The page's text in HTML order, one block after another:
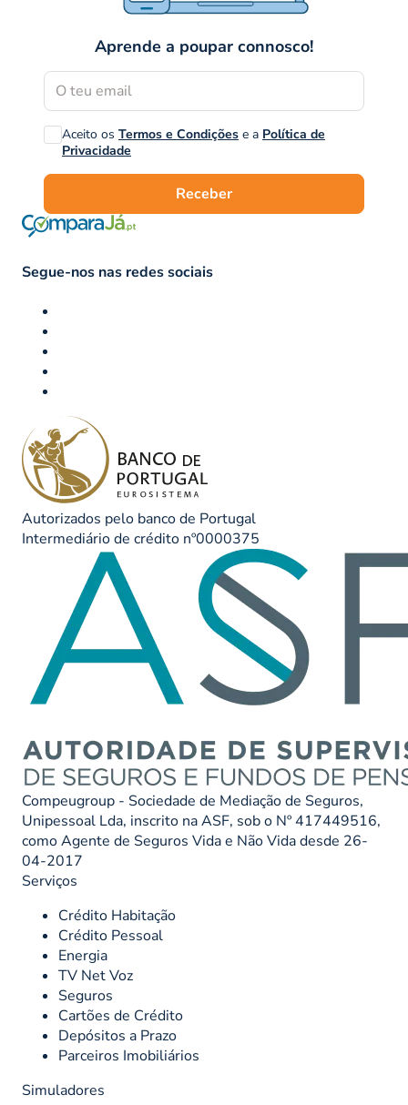
Aprende a poupar connosco!
Aceito os Termos e Condições e a Política de
Privacidade
Receber
Segue-nos nas redes sociais
Autorizados pelo banco de Portugal
Intermediário de crédito nº0000375
Compeugroup - Sociedade de Mediação de Seguros,
Unipessoal Lda, inscrito na ASF, sob o Nº 417449516,
como Agente de Seguros Vida e Não Vida desde 26-
04-2017
Serviços
Crédito Habitação
Crédito Pessoal
Energia
TV Net Voz
Seguros
Cartões de Crédito
Depósitos a Prazo
Parceiros Imobiliários
Simuladores